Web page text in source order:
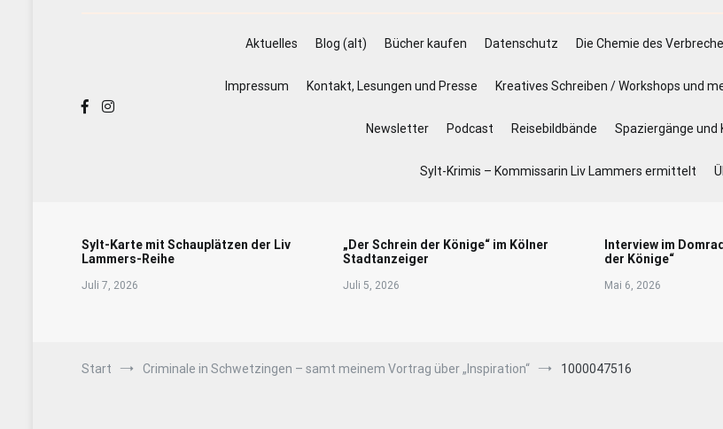
Aktuelles Blog (alt) Bücher kaufen Datenschutz Die Chemie des
Impressum Kontakt, Lesungen und Presse Kreatives Schreiben / Workshops und
Newsletter Podcast Reisebildbände Spaziergänge und
Sylt-Krimis – Kommissarin Liv Lammers ermittelt
Sylt-Karte mit Schauplätzen der Liv
Lammers-Reihe
Juli 7, 2026
„Der Schrein der Könige“ im Kölner
Stadtanzeiger
Juli 5, 2026
Interview im
der Könige“
Mai 6, 2026
Start Criminale in Schwetzingen – samt meinem Vortrag über „Inspiration“ 1000047516